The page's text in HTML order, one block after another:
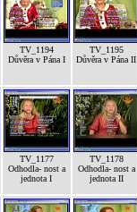
TV_1194
Důvěra v Pána I
TV_1195
Důvěra v Pána II
TV_1177
Odhodla- nost a
jednota I
TV_1178
Odhodla- nost a
jednota II